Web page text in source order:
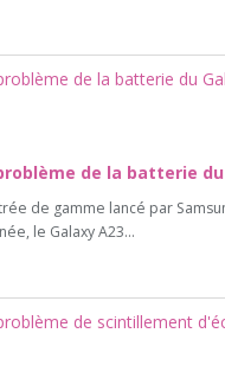
de gamme lancé par
le Galaxy A23...